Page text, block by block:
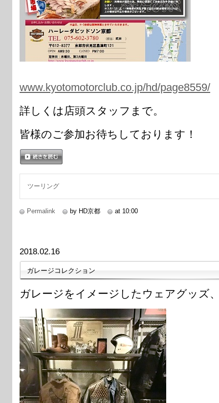
www.kyotomotorclub.co.jp/hd/page8559/
詳しくは店頭スタッフまで。
皆様のご参加お待ちしております！
ツーリング
Permalink by HD京都 at 10:00
2018.02.16
ガレージコレクション
ガレージをイメージしたウェアグッズ